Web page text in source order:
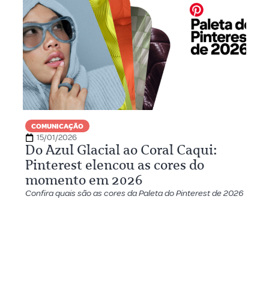
COMUNICAÇÃO
15/01/2026
Do Azul Glacial ao Coral Caqui:
Pinterest elencou as cores do
momento em 2026
Confira quais são as cores da Paleta do Pinterest de 2026